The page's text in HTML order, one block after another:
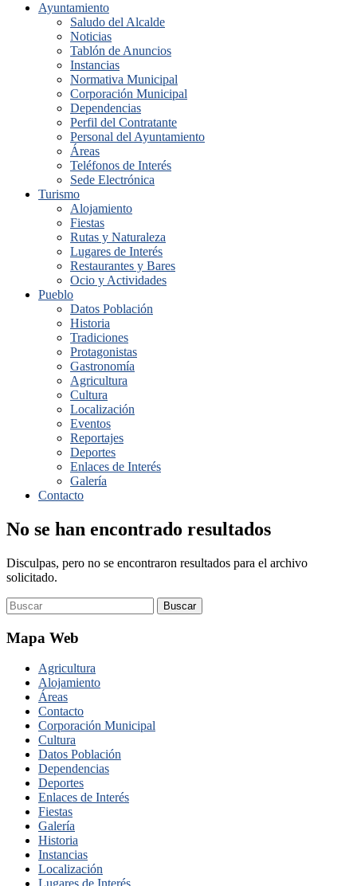
Ayuntamiento
Saludo del Alcalde
Noticias
Tablón de Anuncios
Instancias
Normativa Municipal
Corporación Municipal
Dependencias
Perfil del Contratante
Personal del Ayuntamiento
Áreas
Teléfonos de Interés
Sede Electrónica
Turismo
Alojamiento
Fiestas
Rutas y Naturaleza
Lugares de Interés
Restaurantes y Bares
Ocio y Actividades
Pueblo
Datos Población
Historia
Tradiciones
Protagonistas
Gastronomía
Agricultura
Cultura
Localización
Eventos
Reportajes
Deportes
Enlaces de Interés
Galería
Contacto
No se han encontrado resultados
Disculpas, pero no se encontraron resultados para el archivo
solicitado.
Buscar
Mapa Web
Agricultura
Alojamiento
Áreas
Contacto
Corporación Municipal
Cultura
Datos Población
Dependencias
Deportes
Enlaces de Interés
Fiestas
Galería
Historia
Instancias
Localización